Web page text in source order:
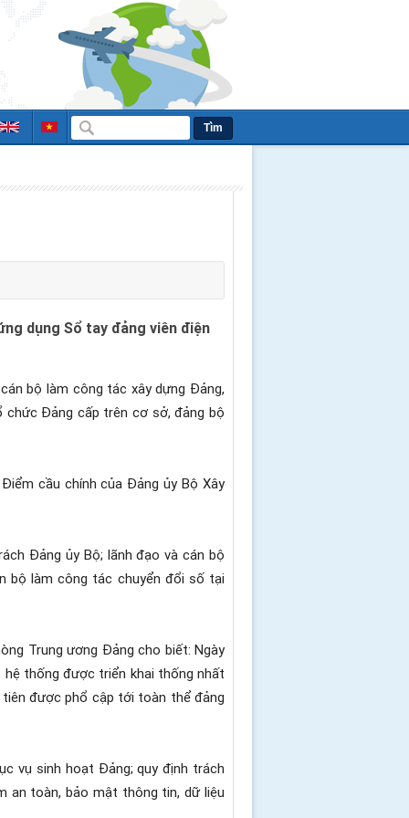
Tìm
dụng Sổ tay đảng viên điện
bộ làm công tác xây dựng Đảng,
chức Đảng cấp trên cơ sở, đảng bộ
Điểm cầu chính của Đảng ủy Bộ Xây
Đảng ủy Bộ; lãnh đạo và cán bộ
bộ làm công tác chuyển đổi số tại
Trung ương Đảng cho biết: Ngày
hệ thống được triển khai thống nhất
được phổ cập tới toàn thể đảng
vụ sinh hoạt Đảng; quy định trách
an toàn, bảo mật thông tin, dữ liệu